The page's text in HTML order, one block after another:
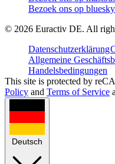
Bezoek ons op bluesky
© 2026 Euractiv DE. All
Datenschutzerklärung
Allgemeine
Handelsbedingungen
This site is protected by
Policy and Terms of Service
Deutsch